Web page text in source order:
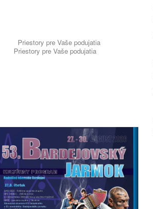
Priestory pre Vaše podujatia